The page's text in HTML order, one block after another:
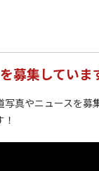
募集していま
真やニュースを